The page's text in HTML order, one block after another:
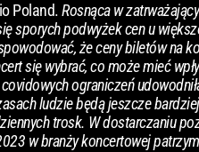
Poland.Rosnąca w
sporych podwyżek cen u
że ceny biletów na
się wybrać, co może mieć
ograniczeń
ludzie będą jeszcze
trosk. W dostarczaniu
w branży koncertowej